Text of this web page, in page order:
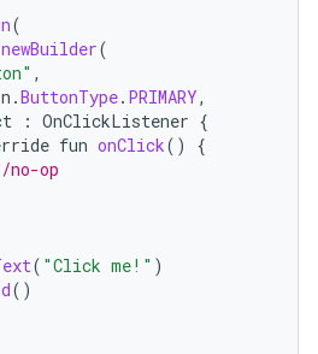
(
newBuilder(
,
.ButtonType. PRIMARY,
: OnClickListener {
fun onClick()
{
no-op
( "Click me!" )
()